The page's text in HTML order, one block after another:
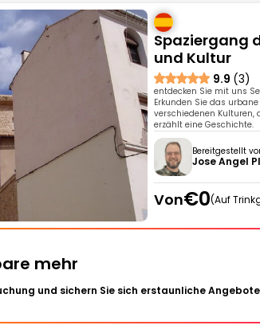
Spaziergang
und Kultur
9.9 (3)
entdecken Sie mit uns
Erkunden Sie das
verschiedenen Kulturen,
erzählt eine Geschichte.
Bereitgestellt
Jose Angel
Von€0 Auf
mehr
und sichern Sie sich erstaunliche